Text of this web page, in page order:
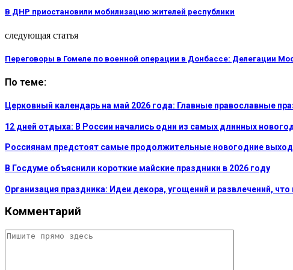
В ДНР приостановили мобилизацию жителей республики
следующая статья
Переговоры в Гомеле по военной операции в Донбассе: Делегации
По теме:
Церковный календарь на май 2026 года: Главные православные
12 дней отдыха: В России начались одни из самых длинных
Россиянам предстоят самые продолжительные новогодние
В Госдуме объяснили короткие майские праздники в 2026 году
Организация праздника: Идеи декора, угощений и развлечений,
Комментарий